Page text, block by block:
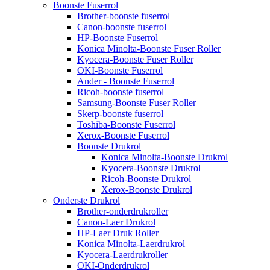
Boonste Fuserrol
Brother-boonste fuserrol
Canon-boonste fuserrol
HP-Boonste Fuserrol
Konica Minolta-Boonste Fuser Roller
Kyocera-Boonste Fuser Roller
OKI-Boonste Fuserrol
Ander - Boonste Fuserrol
Ricoh-boonste fuserrol
Samsung-Boonste Fuser Roller
Skerp-boonste fuserrol
Toshiba-Boonste Fuserrol
Xerox-Boonste Fuserrol
Boonste Drukrol
Konica Minolta-Boonste Drukrol
Kyocera-Boonste Drukrol
Ricoh-Boonste Drukrol
Xerox-Boonste Drukrol
Onderste Drukrol
Brother-onderdrukroller
Canon-Laer Drukrol
HP-Laer Druk Roller
Konica Minolta-Laerdrukrol
Kyocera-Laerdrukroller
OKI-Onderdrukrol